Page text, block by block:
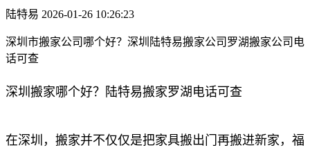
陆特易 2026-01-26 10:26:23
深圳市搬家公司哪个好？深圳陆特易搬家公司罗湖搬家公司电
话可查
深圳搬家哪个好？陆特易搬家罗湖电话可查
在深圳，搬家并不仅仅是把家具搬出门再搬进新家，福